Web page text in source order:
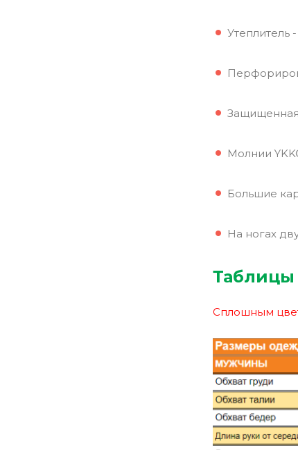
Утеплитель
Защищенная
Молнии
Большие
На ногах
Таблицы
Сплошным